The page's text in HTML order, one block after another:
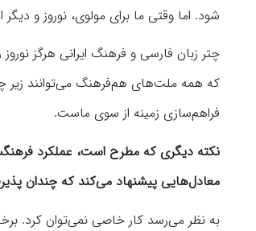
شود. اما وقتی ما برای مولوی، نوروز و
چتر زبان فارسی و فرهنگ ایرانی هرگز
که همه ملت‌های هم‌فرهنگ می‌توانند زیر چتر
فراهم‌سازی زمینه از سوی ماست.
نکته دیگری که مطرح است، عملکرد
معادل‌هایی پیشنهاد می‌کند که چندان
به نظر می‌رسد کار خاصی نمی‌توان کرد.